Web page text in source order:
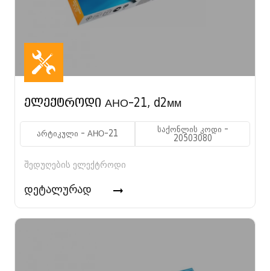
ელექტროდი АНО-21, d2мм
არტიკული - АНО-21
საქონლის კოდი -
20503080
შედუღების ელექტროდი
დეტალურად